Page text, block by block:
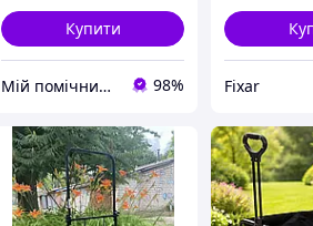
Купити
Мій помічник - інтернет магазин 98% Fixar